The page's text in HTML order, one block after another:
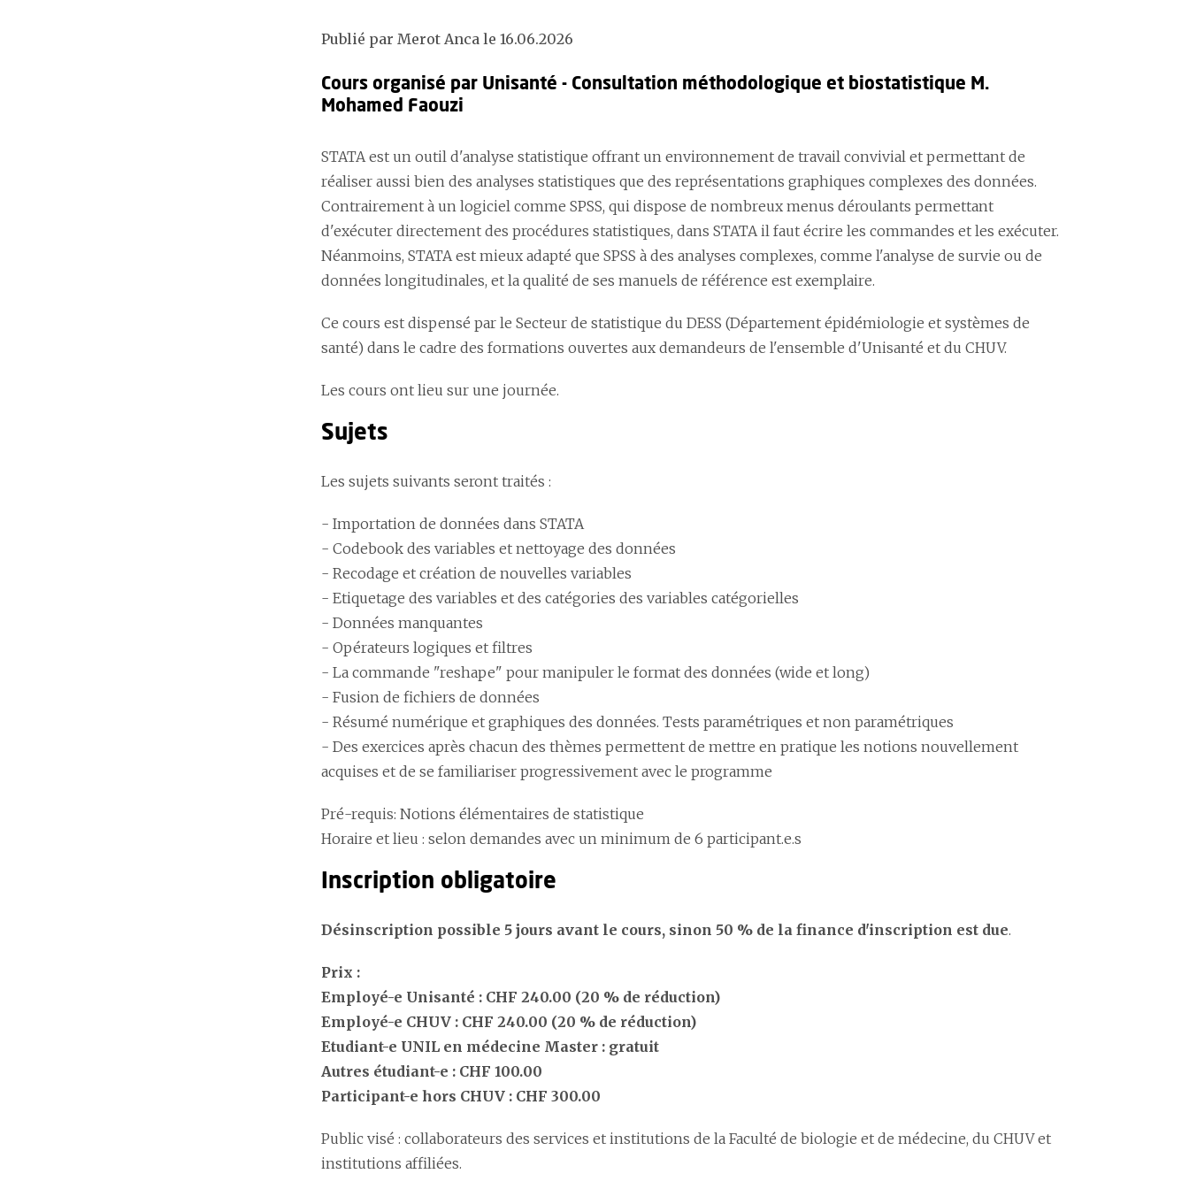
Publié par Merot Anca le 16.06.2026
Cours organisé par Unisanté - Consultation méthodologique et biostatistique M.
Mohamed Faouzi
STATA est un outil d'analyse statistique offrant un environnement de travail convivial et permettant de
réaliser aussi bien des analyses statistiques que des représentations graphiques complexes des données.
Contrairement à un logiciel comme SPSS, qui dispose de nombreux menus déroulants permettant
d'exécuter directement des procédures statistiques, dans STATA il faut écrire les commandes et les exécuter.
Néanmoins, STATA est mieux adapté que SPSS à des analyses complexes, comme l'analyse de survie ou de
données longitudinales, et la qualité de ses manuels de référence est exemplaire.
Ce cours est dispensé par le Secteur de statistique du DESS (Département épidémiologie et systèmes de
santé) dans le cadre des formations ouvertes aux demandeurs de l'ensemble d'Unisanté et du CHUV.
Les cours ont lieu sur une journée.
Sujets
Les sujets suivants seront traités :
- Importation de données dans STATA
- Codebook des variables et nettoyage des données
- Recodage et création de nouvelles variables
- Etiquetage des variables et des catégories des variables catégorielles
- Données manquantes
- Opérateurs logiques et filtres
- La commande "reshape" pour manipuler le format des données (wide et long)
- Fusion de fichiers de données
- Résumé numérique et graphiques des données. Tests paramétriques et non paramétriques
- Des exercices après chacun des thèmes permettent de mettre en pratique les notions nouvellement
acquises et de se familiariser progressivement avec le programme
Pré-requis: Notions élémentaires de statistique
Horaire et lieu : selon demandes avec un minimum de 6 participant.e.s
Inscription obligatoire
Désinscription possible 5 jours avant le cours, sinon 50 % de la finance d'inscription est due.
Prix :
Employé-e Unisanté : CHF 240.00 (20 % de réduction)
Employé-e CHUV : CHF 240.00 (20 % de réduction)
Etudiant-e UNIL en médecine Master : gratuit
Autres étudiant-e : CHF 100.00
Participant-e hors CHUV : CHF 300.00
Public visé : collaborateurs des services et institutions de la Faculté de biologie et de médecine, du CHUV et
institutions affiliées.